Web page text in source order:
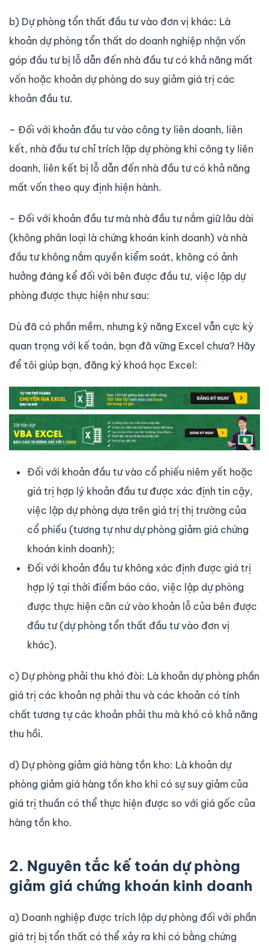
b) Dự phòng tổn thất đầu tư vào đơn vị khác: Là
khoản dự phòng tổn thất do doanh nghiệp nhận vốn
góp đầu tư bị lỗ dẫn đến nhà đầu tư có khả năng mất
vốn hoặc khoản dự phòng do suy giảm giá trị các
khoản đầu tư.
– Đối với khoản đầu tư vào công ty liên doanh, liên
kết, nhà đầu tư chỉ trích lập dự phòng khi công ty liên
doanh, liên kết bị lỗ dẫn đến nhà đầu tư có khả năng
mất vốn theo quy định hiện hành.
– Đối với khoản đầu tư mà nhà đầu tư nắm giữ lâu dài
(không phân loại là chứng khoán kinh doanh) và nhà
đầu tư không nắm quyền kiểm soát, không có ảnh
hưởng đáng kể đối với bên được đầu tư, việc lập dự
phòng được thực hiện như sau:
Dù đã có phần mềm, nhưng kỹ năng Excel vẫn cực kỳ
quan trọng với kế toán, bạn đã vững Excel chưa? Hãy
để tôi giúp bạn, đăng ký khoá học Excel:
Đối với khoản đầu tư vào cổ phiếu niêm yết hoặc
giá trị hợp lý khoản đầu tư được xác định tin cậy,
việc lập dự phòng dựa trên giá trị thị trường của
cổ phiếu (tương tự như dự phòng giảm giá chứng
khoán kinh doanh);
Đối với khoản đầu tư không xác định được giá trị
hợp lý tại thời điểm báo cáo, việc lập dự phòng
được thực hiện căn cứ vào khoản lỗ của bên được
đầu tư (dự phòng tổn thất đầu tư vào đơn vị
khác).
c) Dự phòng phải thu khó đòi: Là khoản dự phòng phần
giá trị các khoản nợ phải thu và các khoản có tính
chất tương tự các khoản phải thu mà khó có khả năng
thu hồi.
d) Dự phòng giảm giá hàng tồn kho: Là khoản dự
phòng giảm giá hàng tồn kho khi có sự suy giảm của
giá trị thuần có thể thực hiện được so với giá gốc của
hàng tồn kho.
2. Nguyên tắc kế toán dự phòng
giảm giá chứng khoán kinh doanh
a) Doanh nghiệp được trích lập dự phòng đối với phần
giá trị bị tổn thất có thể xảy ra khi có bằng chứng